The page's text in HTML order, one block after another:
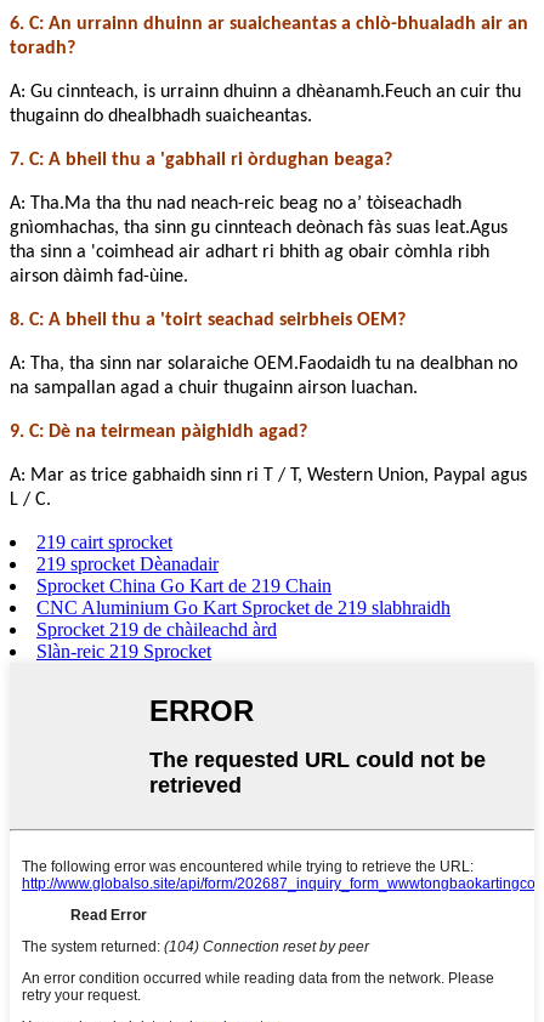
6. C: An urrainn dhuinn ar suaicheantas a chlò-bhualadh air an
toradh?
A: Gu cinnteach, is urrainn dhuinn a dhèanamh.Feuch an cuir thu
thugainn do dhealbhadh suaicheantas.
7. C: A bheil thu a 'gabhail ri òrdughan beaga?
A: Tha.Ma tha thu nad neach-reic beag no a’ tòiseachadh
gnìomhachas, tha sinn gu cinnteach deònach fàs suas leat.Agus
tha sinn a 'coimhead air adhart ri bhith ag obair còmhla ribh
airson dàimh fad-ùine.
8. C: A bheil thu a 'toirt seachad seirbheis OEM?
A: Tha, tha sinn nar solaraiche OEM.Faodaidh tu na dealbhan no
na sampallan agad a chuir thugainn airson luachan.
9. C: Dè na teirmean pàighidh agad?
A: Mar as trice gabhaidh sinn ri T / T, Western Union, Paypal agus
L / C.
219 cairt sprocket
219 sprocket Dèanadair
Sprocket China Go Kart de 219 Chain
CNC Aluminium Go Kart Sprocket de 219 slabhraidh
Sprocket 219 de chàileachd àrd
Slàn-reic 219 Sprocket